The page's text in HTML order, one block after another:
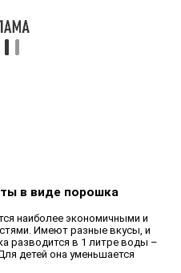
в виде порошка
наиболее экономичными и
Имеют разные вкусы, и
разводится в 1 литре воды –
детей она уменьшается